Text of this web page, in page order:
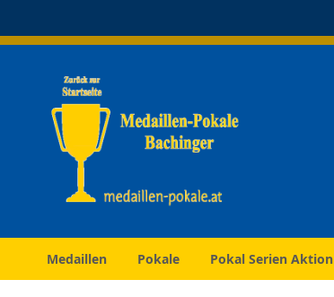
zum
Medaillen Pokale Pokal Serien Aktion